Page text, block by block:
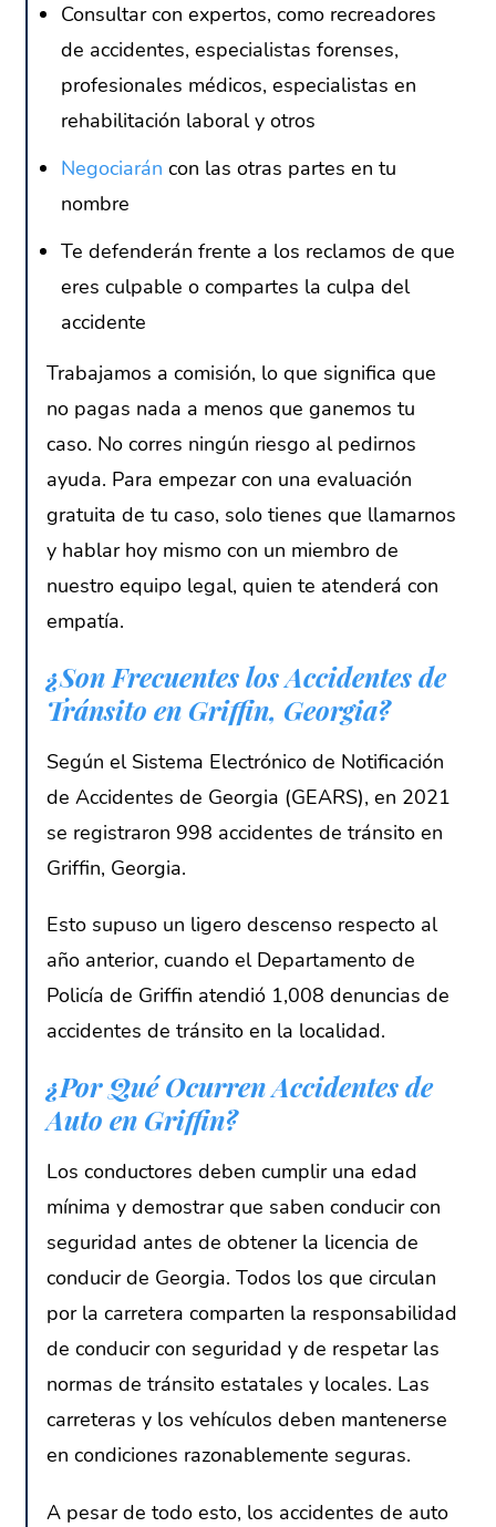
Consultar con expertos, como recreadores
de accidentes, especialistas forenses,
profesionales médicos, especialistas en
rehabilitación laboral y otros
Negociarán con las otras partes en tu
nombre
Te defenderán frente a los reclamos de que
eres culpable o compartes la culpa del
accidente
Trabajamos a comisión, lo que significa que
no pagas nada a menos que ganemos tu
caso. No corres ningún riesgo al pedirnos
ayuda. Para empezar con una evaluación
gratuita de tu caso, solo tienes que llamarnos
y hablar hoy mismo con un miembro de
nuestro equipo legal, quien te atenderá con
empatía.
¿Son Frecuentes los Accidentes de
Tránsito en Griffin, Georgia?
Según el Sistema Electrónico de Notificación
de Accidentes de Georgia (GEARS), en 2021
se registraron 998 accidentes de tránsito en
Griffin, Georgia.
Esto supuso un ligero descenso respecto al
año anterior, cuando el Departamento de
Policía de Griffin atendió 1,008 denuncias de
accidentes de tránsito en la localidad.
¿Por Qué Ocurren Accidentes de
Auto en Griffin?
Los conductores deben cumplir una edad
mínima y demostrar que saben conducir con
seguridad antes de obtener la licencia de
conducir de Georgia. Todos los que circulan
por la carretera comparten la responsabilidad
de conducir con seguridad y de respetar las
normas de tránsito estatales y locales. Las
carreteras y los vehículos deben mantenerse
en condiciones razonablemente seguras.
A pesar de todo esto, los accidentes de auto